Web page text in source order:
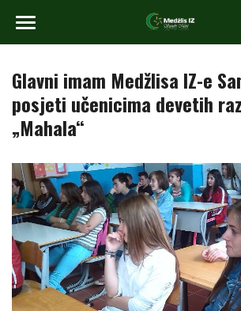
Glavni imam Medžlisa IZ-e
posjeti učenicima devetih
„Mahala“